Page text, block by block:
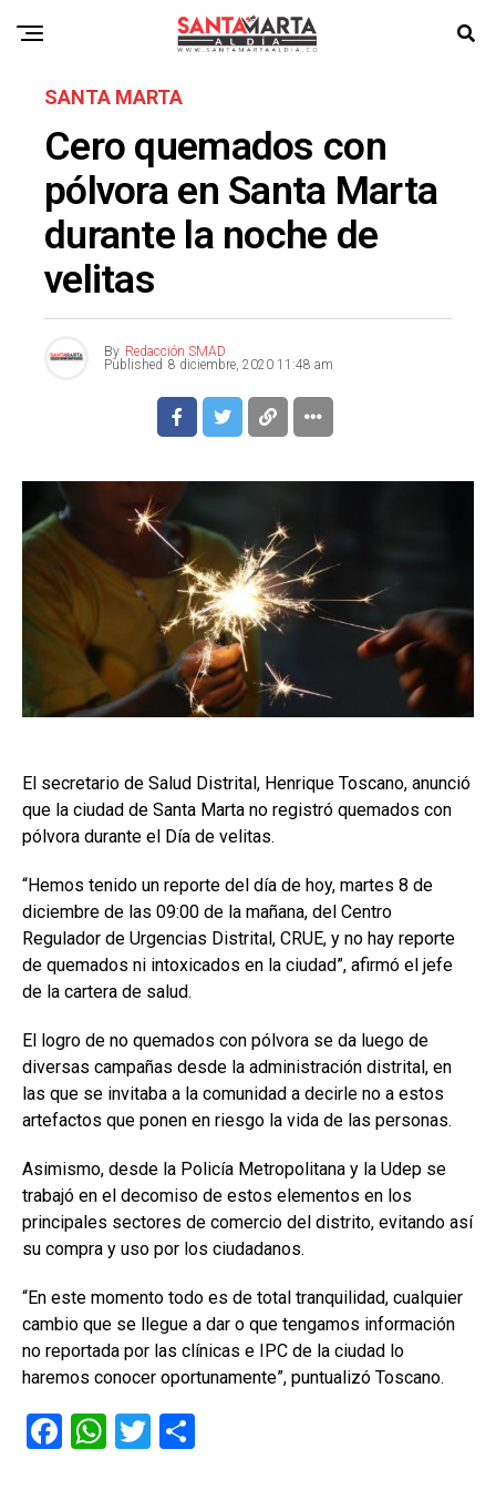
SANTA MARTA
Cero quemados con
pólvora en Santa Marta
durante la noche de
velitas
By Redacción SMAD
Published 8 diciembre, 2020 11:48 am
El secretario de Salud Distrital, Henrique Toscano, anunció
que la ciudad de Santa Marta no registró quemados con
pólvora durante el Día de velitas.
“Hemos tenido un reporte del día de hoy, martes 8 de
diciembre de las 09:00 de la mañana, del Centro
Regulador de Urgencias Distrital, CRUE, y no hay reporte
de quemados ni intoxicados en la ciudad”, afirmó el jefe
de la cartera de salud.
El logro de no quemados con pólvora se da luego de
diversas campañas desde la administración distrital, en
las que se invitaba a la comunidad a decirle no a estos
artefactos que ponen en riesgo la vida de las personas.
Asimismo, desde la Policía Metropolitana y la Udep se
trabajó en el decomiso de estos elementos en los
principales sectores de comercio del distrito, evitando así
su compra y uso por los ciudadanos.
“En este momento todo es de total tranquilidad, cualquier
cambio que se llegue a dar o que tengamos información
no reportada por las clínicas e IPC de la ciudad lo
haremos conocer oportunamente”, puntualizó Toscano.
F
W T